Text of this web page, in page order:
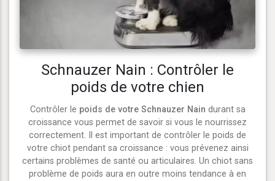
Schnauzer Nain : Contrôler le
poids de votre chien
Contrôler le poids de votre Schnauzer Nain durant sa
croissance vous permet de savoir si vous le nourrissez
correctement. Il est important de contrôler le poids de
votre chiot pendant sa croissance : vous prévenez ainsi
certains problèmes de santé ou articulaires. Un chiot sans
problème de poids aura en outre moins tendance à en